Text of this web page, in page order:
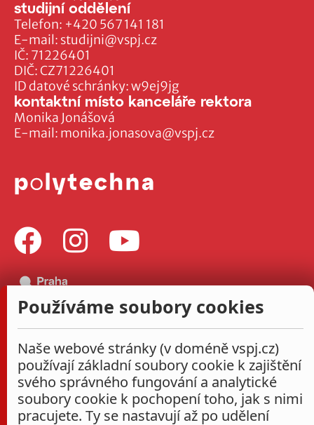
IČ: 71226401
DIČ: CZ71226401
ID datové schránky: w9ej9jg
studijní oddělení
Telefon: +420 567 141 181
E-mail: studijni@vspj.cz
kontaktní místo kanceláře rektora
Monika Jonášová
E-mail: monika.jonasova@vspj.cz
Používáme soubory cookies
Naše webové stránky (v doméně vspj.cz)
používají základní soubory cookie k zajištění
svého správného fungování a analytické
soubory cookie k pochopení toho, jak s nimi
pracujete. Ty se nastavují až po udělení